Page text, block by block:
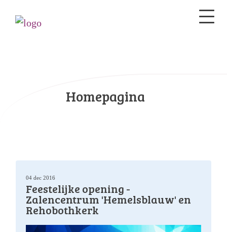
Homepagina
04 dec 2016
Feestelijke opening -
Zalencentrum 'Hemelsblauw' en
Rehobothkerk